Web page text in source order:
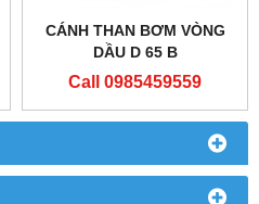
CÁNH THAN BƠM VÒNG
DẦU D 65 B
Call 0985459559